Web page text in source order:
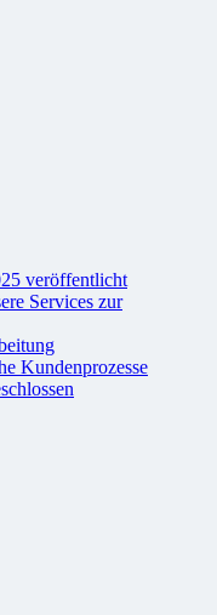
veröffentlicht
Services zur
Kundenprozesse